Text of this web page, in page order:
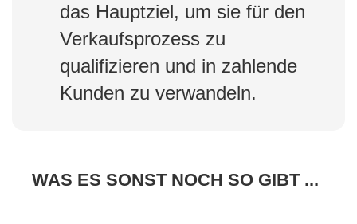
das Hauptziel, um sie für den
Verkaufsprozess zu
qualifizieren und in zahlende
Kunden zu verwandeln.
WAS ES SONST NOCH SO GIBT ...